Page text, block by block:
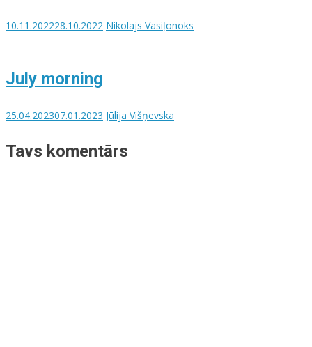
10.11.202228.10.2022 Nikolajs Vasiļonoks
July morning
25.04.202307.01.2023 Jūlija Višņevska
Tavs komentārs